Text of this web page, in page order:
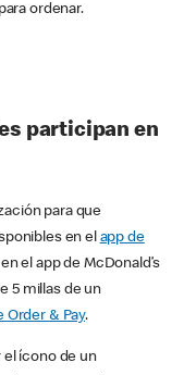
ordenar.
participan en
para que
en el app de
el app de McDonald’s
5 millas de un
Order & Pay.
el ícono de un